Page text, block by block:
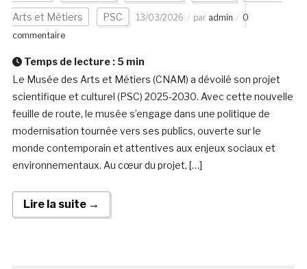
Arts et Métiers PSC 13/03/2026 par admin
0
commentaire
Temps de lecture : 5 min
Le Musée des Arts et Métiers (CNAM) a dévoilé son projet
scientifique et culturel (PSC) 2025‑2030. Avec cette nouvelle
feuille de route, le musée s’engage dans une politique de
modernisation tournée vers ses publics, ouverte sur le
monde contemporain et attentives aux enjeux sociaux et
environnementaux. Au cœur du projet, […]
Lire la suite →